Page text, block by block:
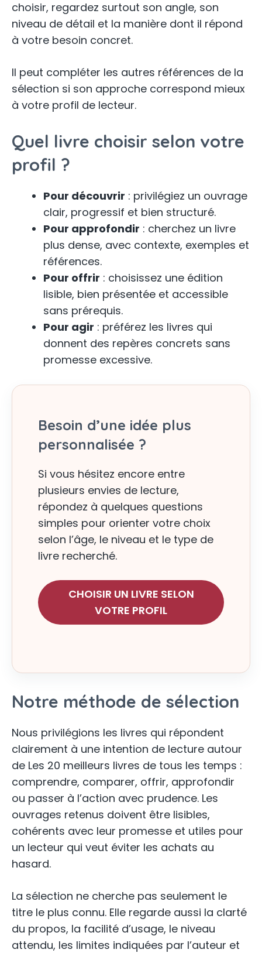
choisir, regardez surtout son angle, son
niveau de détail et la manière dont il répond
à votre besoin concret.
Il peut compléter les autres références de la
sélection si son approche correspond mieux
à votre profil de lecteur.
Quel livre choisir selon votre
profil ?
Pour découvrir : privilégiez un ouvrage
clair, progressif et bien structuré.
Pour approfondir : cherchez un livre
plus dense, avec contexte, exemples et
références.
Pour offrir : choisissez une édition
lisible, bien présentée et accessible
sans prérequis.
Pour agir : préférez les livres qui
donnent des repères concrets sans
promesse excessive.
Besoin d’une idée plus
personnalisée ?
Si vous hésitez encore entre
plusieurs envies de lecture,
répondez à quelques questions
simples pour orienter votre choix
selon l’âge, le niveau et le type de
livre recherché.
CHOISIR UN LIVRE SELON
VOTRE PROFIL
Notre méthode de sélection
Nous privilégions les livres qui répondent
clairement à une intention de lecture autour
de Les 20 meilleurs livres de tous les temps :
comprendre, comparer, offrir, approfondir
ou passer à l’action avec prudence. Les
ouvrages retenus doivent être lisibles,
cohérents avec leur promesse et utiles pour
un lecteur qui veut éviter les achats au
hasard.
La sélection ne cherche pas seulement le
titre le plus connu. Elle regarde aussi la clarté
du propos, la facilité d’usage, le niveau
attendu, les limites indiquées par l’auteur et